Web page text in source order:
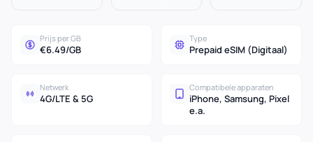
Prijs per GB
€6.49/GB
Type
Prepaid eSIM (Digitaal)
Netwerk
4G/LTE & 5G
Compatibele apparaten
iPhone, Samsung, Pixel
e.a.